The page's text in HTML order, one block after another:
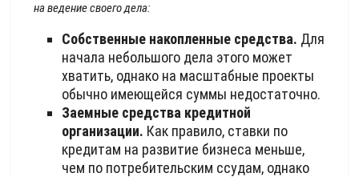
на ведение своего дела:
Собственные накопленные средства. Для
начала небольшого дела этого может
хватить, однако на масштабные проекты
обычно имеющейся суммы недостаточно.
Заемные средства кредитной
организации. Как правило, ставки по
кредитам на развитие бизнеса меньше,
чем по потребительским ссудам, однако